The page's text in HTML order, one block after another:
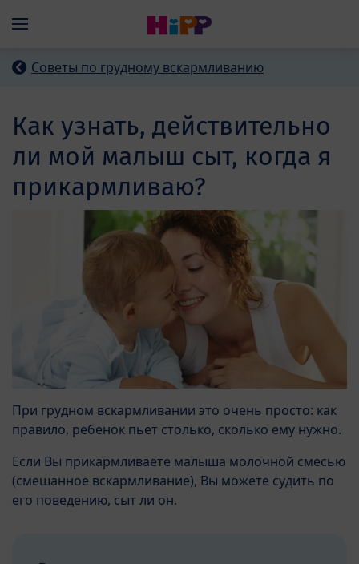
Menü
Советы по грудному вскармливанию
Как узнать, действительно
ли мой малыш сыт, когда я
прикармливаю?
При грудном вскармливании это очень просто: как
правило, ребенок пьет столько, сколько ему нужно.
Если Вы прикармливаете малыша молочной смесью
(смешанное вскармливание), Вы можете судить по
его поведению, сыт ли он.